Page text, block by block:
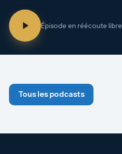
Épisode en réécoute libre
Tous les podcasts